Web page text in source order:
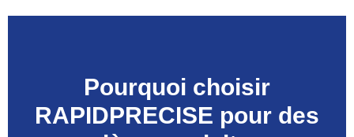
Pourquoi choisir
RAPIDPRECISE pour des